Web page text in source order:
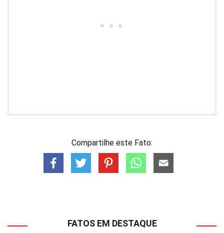
Compartilhe este Fato:
FATOS EM DESTAQUE